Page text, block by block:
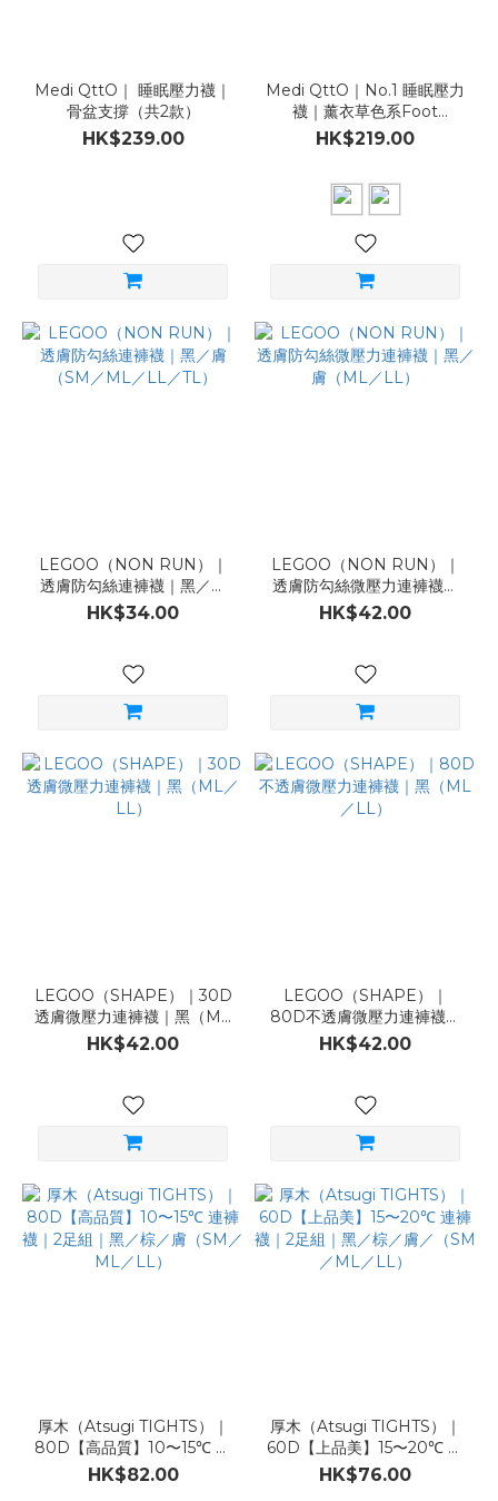
Medi QttO｜ 睡眠壓力襪｜
骨盆支撐（共2款）
HK$239.00
Medi QttO｜No.1 睡眠壓力
襪｜薰衣草色系Foot
Care（共2款）
HK$219.00
LEGOO（NON RUN）｜
透膚防勾絲連褲襪｜黑／膚
（SM／ML／LL／TL）
HK$34.00
LEGOO（NON RUN）｜
透膚防勾絲微壓力連褲襪｜
黑／膚（ML／LL）
HK$42.00
LEGOO（SHAPE）｜30D
透膚微壓力連褲襪｜黑（ML
／LL）
HK$42.00
LEGOO（SHAPE）｜
80D不透膚微壓力連褲襪｜
黑（ML／LL）
HK$42.00
厚木（Atsugi TIGHTS）｜
80D【高品質】10〜15℃ 連
褲襪｜2足組｜黑／棕／膚
（SM／ML／LL）
HK$82.00
厚木（Atsugi TIGHTS）｜
60D【上品美】15〜20℃ 連
褲襪｜2足組｜黑／棕／膚／
（SM／ML／LL）
HK$76.00